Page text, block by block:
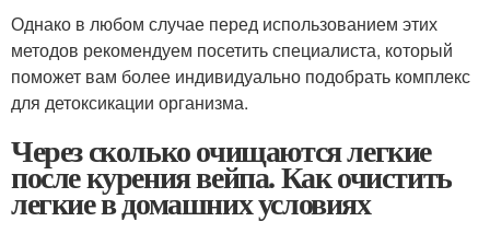
Однако в любом случае перед использованием этих
методов рекомендуем посетить специалиста, который
поможет вам более индивидуально подобрать комплекс
для детоксикации организма.
Через сколько очищаются легкие
после курения вейпа. Как очистить
легкие в домашних условиях